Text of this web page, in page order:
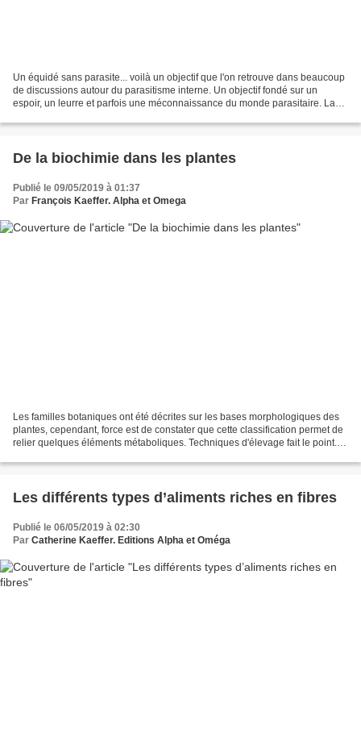
Un équidé sans parasite... voilà un objectif que l'on retrouve dans beaucoup
de discussions autour du parasitisme interne. Un objectif fondé sur un
espoir, un leurre et parfois une méconnaissance du monde parasitaire. La
De la biochimie dans les plantes
Publié le 09/05/2019 à 01:37
Par François Kaeffer. Alpha et Omega
Les familles botaniques ont été décrites sur les bases morphologiques des
plantes, cependant, force est de constater que cette classification permet de
relier quelques éléments métaboliques. Techniques d'élevage fait le point.
Les différents types d’aliments riches en fibres
Publié le 06/05/2019 à 02:30
Par Catherine Kaeffer. Editions Alpha et Oméga